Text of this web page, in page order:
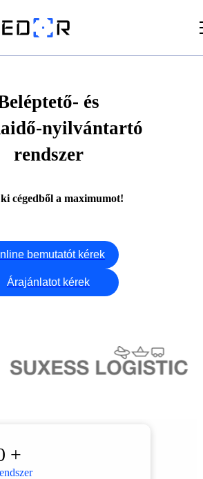
és
nyilvántartó
rendszer
cégedből a maximumot!
bemutatót kérek
Árajánlatot kérek
+